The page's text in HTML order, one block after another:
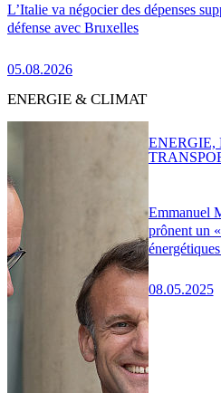
L’Italie va négocier des dépenses
défense avec Bruxelles
05.08.2026
ENERGIE & CLIMAT
Emmanuel
prônent un
08.05.2025
ENERGIE,